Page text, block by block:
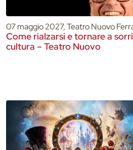
07 maggio 2027, Teatro Nuovo
Come rialzarsi e tornare a
cultura – Teatro Nuovo